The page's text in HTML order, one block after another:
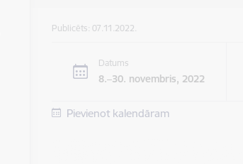
Publicēts: 07.11.2022.
Datums
8.–30. novembris, 2022
Pievienot kalendāram